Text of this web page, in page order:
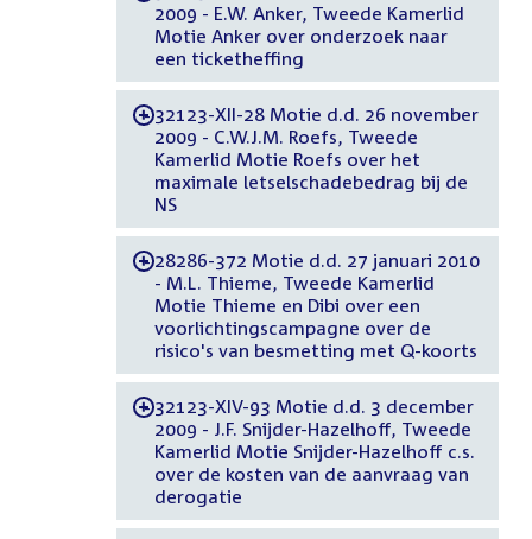
2009 - E.W. Anker, Tweede Kamerlid
Motie Anker over onderzoek naar
een ticketheffing
-32123-XII-28 Motie d.d. 26 november
2009 - C.W.J.M. Roefs, Tweede
Kamerlid Motie Roefs over het
maximale letselschadebedrag bij de
NS
-28286-372 Motie d.d. 27 januari 2010
- M.L. Thieme, Tweede Kamerlid
Motie Thieme en Dibi over een
voorlichtingscampagne over de
risico's van besmetting met Q-koorts
-32123-XIV-93 Motie d.d. 3 december
2009 - J.F. Snijder-Hazelhoff, Tweede
Kamerlid Motie Snijder-Hazelhoff c.s.
over de kosten van de aanvraag van
derogatie